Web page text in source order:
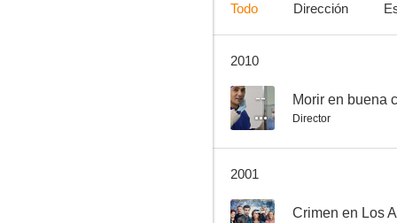
Todo Dirección
2010
-- Morir en buena
Director
2001
-- Crimen en Los